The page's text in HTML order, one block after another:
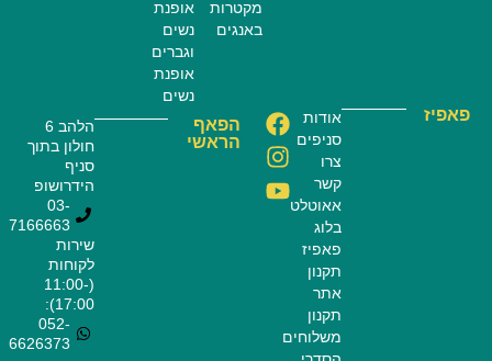
מקטרות
באנגים
אופנת
נשים
וגברים
אופנת
נשים
פאפיז
אודות
סניפים
צרו
קשר
אאוטלט
בלוג
פאפיז
תקנון
אתר
תקנון
משלוחים
הפאף
הראשי
הלהב 6
חולון בתוך
סניף
הידרושופ
03-
7166663
שירות
לקוחות
(11:00-
17:00):
052-
6626373